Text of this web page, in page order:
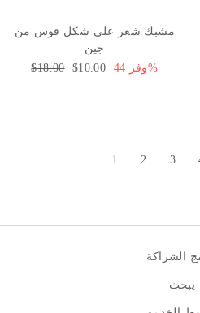
مشبك شعر على شكل قوس من
جين
السعر
$18.00 سعر
$10.00 وفر 44%
1 2 3
الشراكة
يبحث